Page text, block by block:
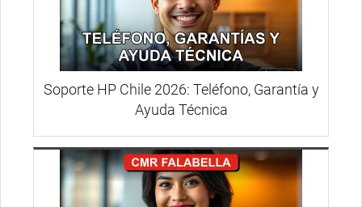
Soporte HP Chile 2026: Teléfono, Garantía y
Ayuda Técnica